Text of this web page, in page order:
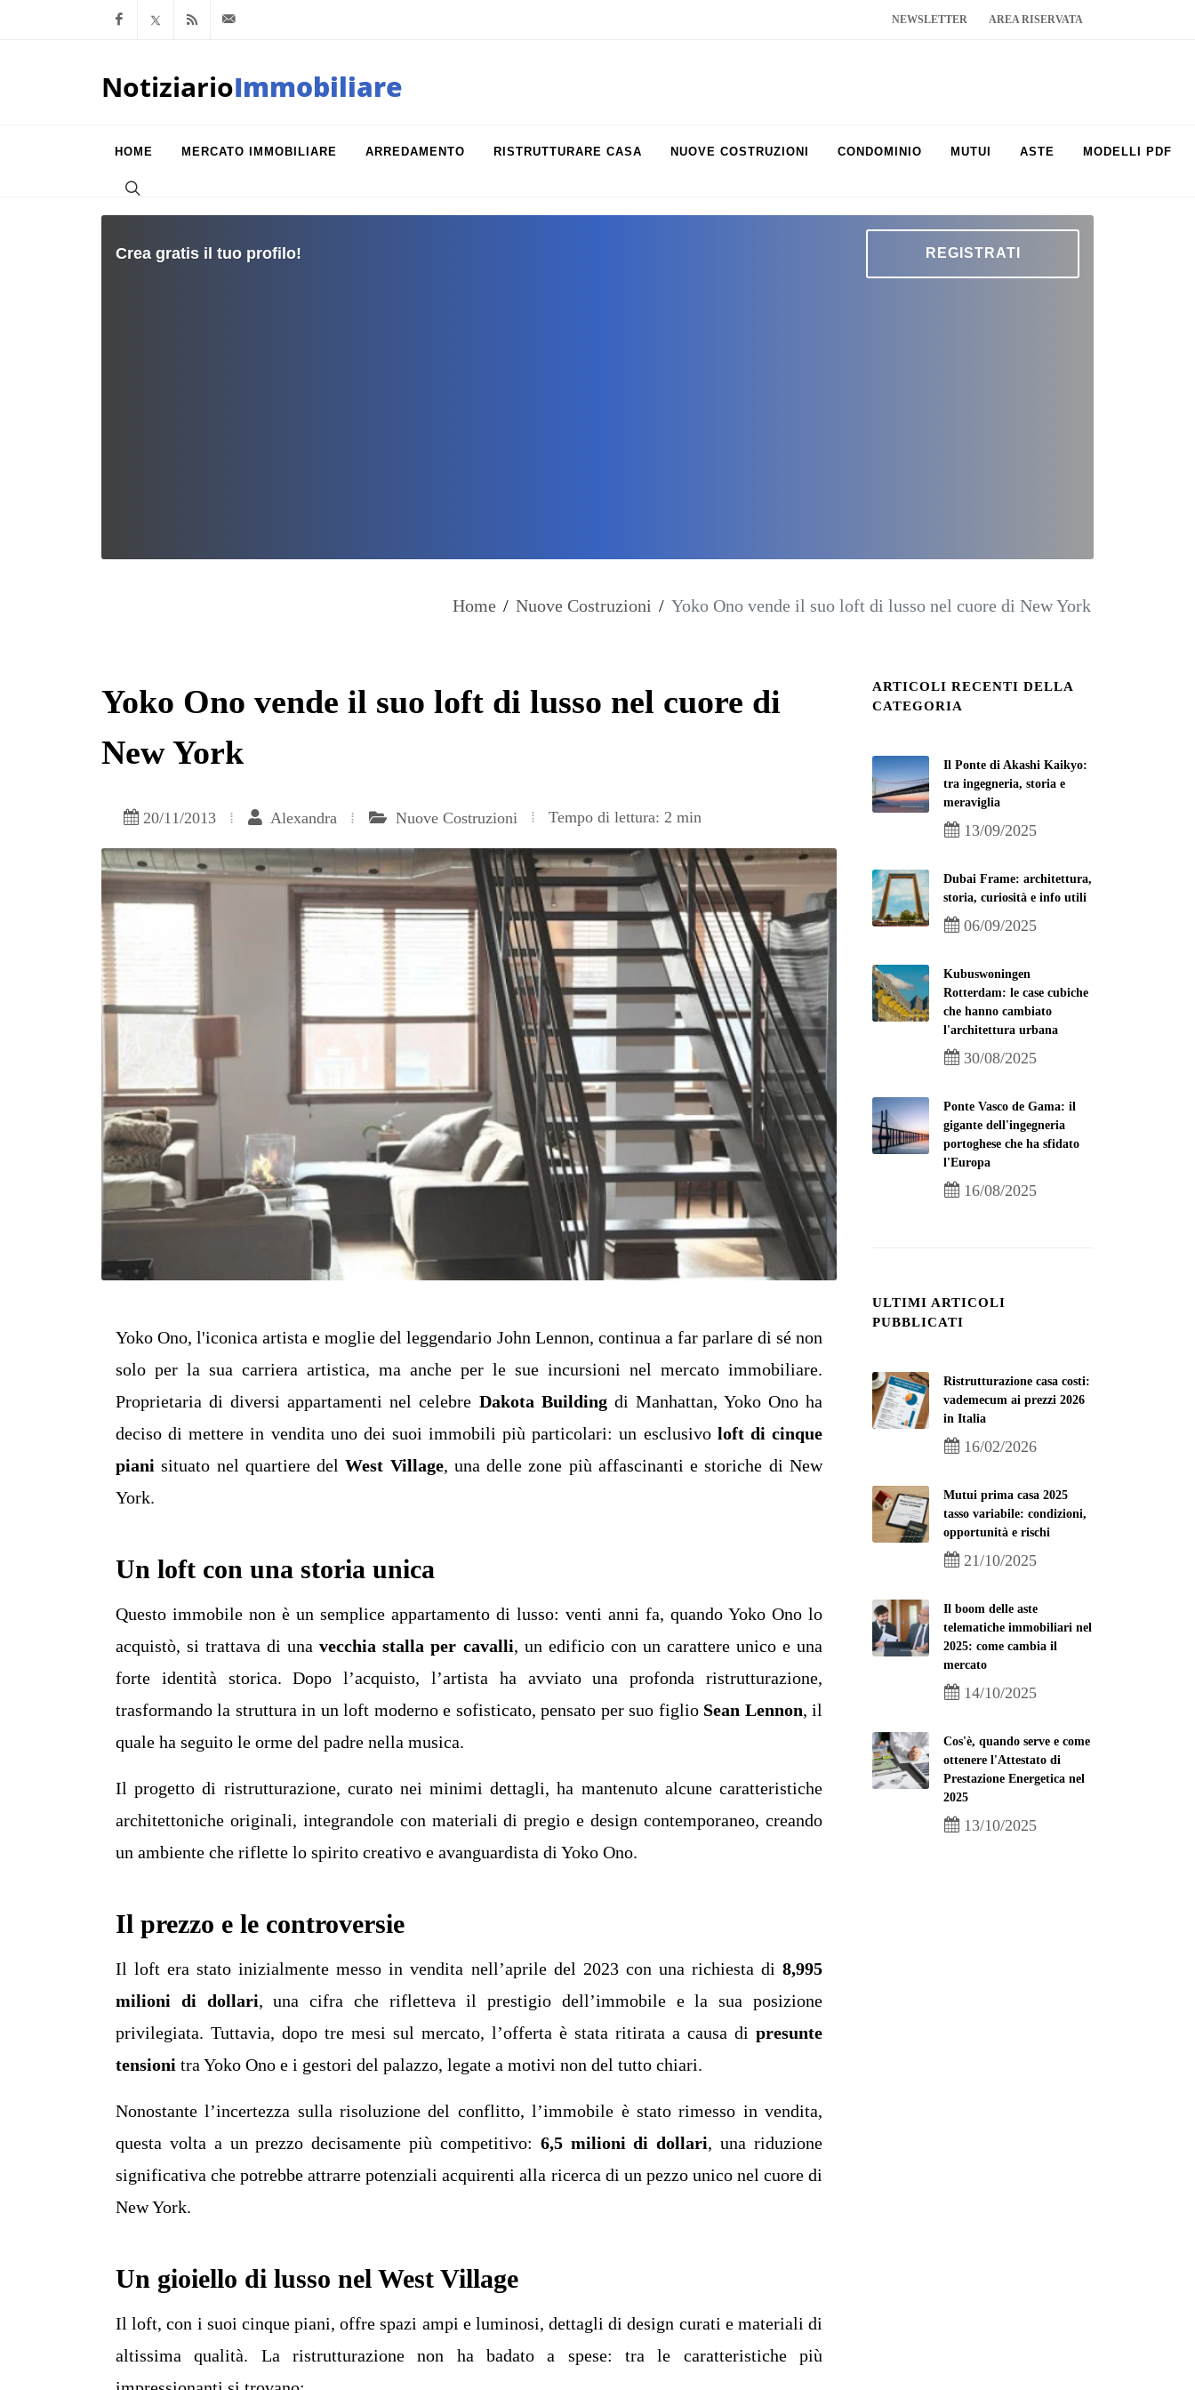
Facebook
x.com Feed RSS NEWSLETTER AREA RISERVATA
NotiziarioImmobiliare
HOME MERCATO IMMOBILIARE ARREDAMENTO RISTRUTTURARE CASA NUOVE COSTRUZIONI CONDOMINIO MUTUI ASTE MODELLI PDF
Crea gratis il tuo profilo! REGISTRATI
Home / Nuove Costruzioni / Yoko Ono vende il suo loft di lusso nel cuore di New York
Yoko Ono vende il suo loft di lusso nel cuore di
New York
20/11/2013 Alexandra Nuove Costruzioni Tempo di lettura: 2 min
Yoko Ono, l'iconica artista e moglie del leggendario John Lennon, continua a far parlare di sé non
solo per la sua carriera artistica, ma anche per le sue incursioni nel mercato immobiliare.
Proprietaria di diversi appartamenti nel celebre Dakota Buildingdi Manhattan, Yoko Ono ha
deciso di mettere in vendita uno dei suoi immobili più particolari: un esclusivo loft di cinque
piani situato nel quartiere delWest Village, una delle zone più affascinanti e storiche di New
York.
Un loft con una storia unica
Questo immobile non è un semplice appartamento di lusso: venti anni fa, quando Yoko Ono lo
acquistò, si trattava di unavecchia stalla per cavalli, un edificio con un carattere unico e una
forte identità storica. Dopo l’acquisto, l’artista ha avviato una profonda ristrutturazione,
trasformando la struttura in un loft moderno e sofisticato, pensato per suo figlio Sean Lennon, il
quale ha seguito le orme del padre nella musica.
Il progetto di ristrutturazione, curato nei minimi dettagli, ha mantenuto alcune caratteristiche
architettoniche originali, integrandole con materiali di pregio e design contemporaneo, creando
un ambiente che riflette lo spirito creativo e avanguardista di Yoko Ono.
Il prezzo e le controversie
Il loft era stato inizialmente messo in vendita nell’aprile del 2023 con una richiesta di 8,995
milioni di dollari, una cifra che rifletteva il prestigio dell’immobile e la sua posizione
privilegiata. Tuttavia, dopo tre mesi sul mercato, l’offerta è stata ritirata a causa di presunte
tensioni tra Yoko Ono e i gestori del palazzo, legate a motivi non del tutto chiari.
Nonostante l’incertezza sulla risoluzione del conflitto, l’immobile è stato rimesso in vendita,
questa volta a un prezzo decisamente più competitivo: 6,5 milioni di dollari, una riduzione
significativa che potrebbe attrarre potenziali acquirenti alla ricerca di un pezzo unico nel cuore di
New York.
Un gioiello di lusso nel West Village
Il loft, con i suoi cinque piani, offre spazi ampi e luminosi, dettagli di design curati e materiali di
altissima qualità. La ristrutturazione non ha badato a spese: tra le caratteristiche più
ARTICOLI RECENTI DELLA
CATEGORIA
Il Ponte di Akashi Kaikyo:
tra ingegneria, storia e
meraviglia
13/09/2025
Dubai Frame: architettura,
storia, curiosità e info utili
06/09/2025
Kubuswoningen
Rotterdam: le case cubiche
che hanno cambiato
l'architettura urbana
30/08/2025
Ponte Vasco de Gama: il
gigante dell'ingegneria
portoghese che ha sfidato
l'Europa
16/08/2025
ULTIMI ARTICOLI
PUBBLICATI
Ristrutturazione casa costi:
vademecum ai prezzi 2026
in Italia
16/02/2026
Mutui prima casa 2025
tasso variabile: condizioni,
opportunità e rischi
21/10/2025
Il boom delle aste
telematiche immobiliari nel
2025: come cambia il
mercato
14/10/2025
Cos'è, quando serve e come
ottenere l'Attestato di
Prestazione Energetica nel
2025
13/10/2025